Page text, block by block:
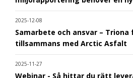
2025-12-08
Samarbete och ansvar –
tillsammans med Arctic Asfalt
2025-11-27
Webinar - Så hittar du rätt